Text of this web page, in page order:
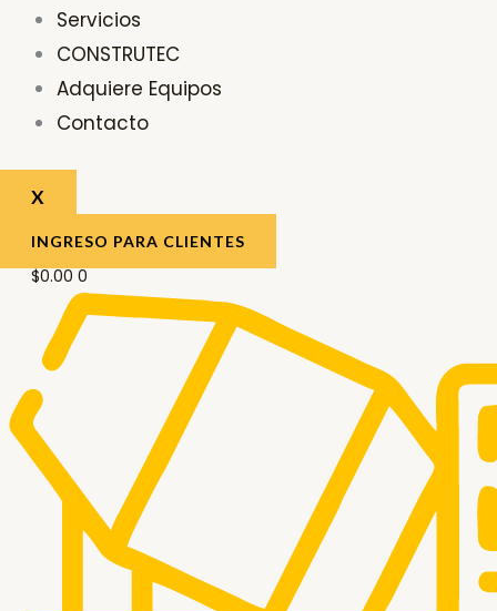
Servicios
CONSTRUTEC
Adquiere Equipos
Contacto
X
INGRESO PARA CLIENTES
$0.00 0